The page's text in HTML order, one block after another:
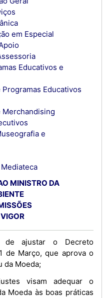
em Especial
Educativos e
Educativos
e
MINISTRO DA
de ajustar o Decreto
de Março, que aprova o
da Moeda;
visam adequar o
Moeda às boas práticas